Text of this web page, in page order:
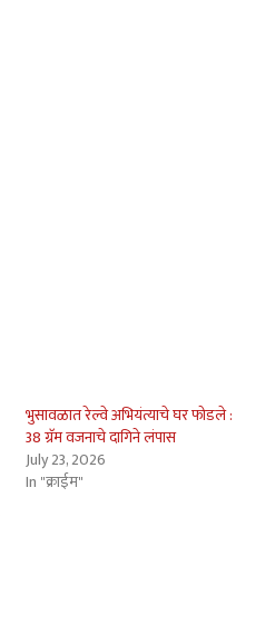
भुसावळात रेल्वे अभियंत्याचे घर फोडले :
38 ग्रॅम वजनाचे दागिने लंपास
July 23, 2026
In "क्राईम"